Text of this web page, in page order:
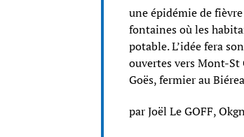
une épidémie de
fontaines où les
potable. L’idée fera
ouvertes vers Mont-
Goës, fermier au
par Joël Le GOFF,